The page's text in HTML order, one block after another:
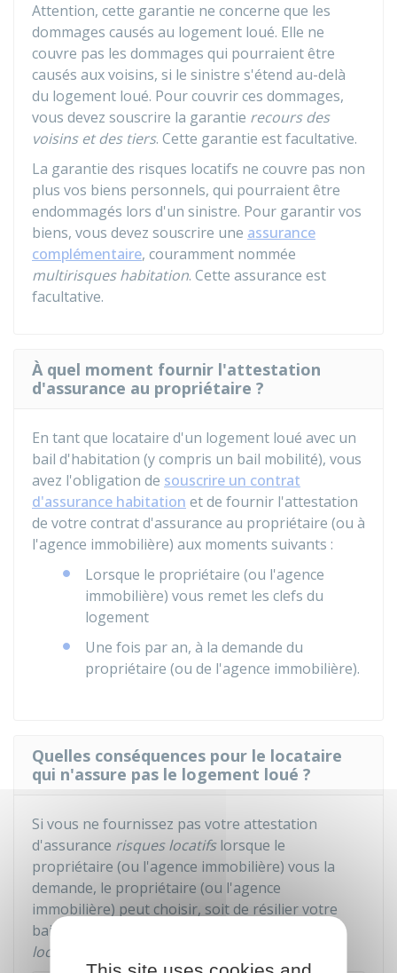
Attention, cette garantie ne concerne que les
dommages causés au logement loué. Elle ne
couvre pas les dommages qui pourraient être
causés aux voisins, si le sinistre s'étend au-delà
du logement loué. Pour couvrir ces dommages,
vous devez souscrire la garantie recours des
voisins et des tiers. Cette garantie est facultative.
La garantie des risques locatifs ne couvre pas non
plus vos biens personnels, qui pourraient être
endommagés lors d'un sinistre. Pour garantir vos
biens, vous devez souscrire une assurance
complémentaire, couramment nommée
multirisques habitation. Cette assurance est
facultative.
À quel moment fournir l'attestation
d'assurance au propriétaire ?
En tant que locataire d'un logement loué avec un
bail d'habitation (y compris un bail mobilité), vous
avez l'obligation de souscrire un contrat
d'assurance habitation et de fournir l'attestation
de votre contrat d'assurance au propriétaire (ou à
l'agence immobilière) aux moments suivants :
Lorsque le propriétaire (ou l'agence
immobilière) vous remet les clefs du
logement
Une fois par an, à la demande du
propriétaire (ou de l'agence immobilière).
Quelles conséquences pour le locataire
qui n'assure pas le logement loué ?
Si vous ne fournissez pas votre attestation
d'assurance risques locatifslorsque le
propriétaire (ou l'agence immobilière) vous la
demande, le propriétaire (ou l'agence
immobilière) peut choisir, soit de résilier votre
bail, soit de prendre une assurance
locatifs